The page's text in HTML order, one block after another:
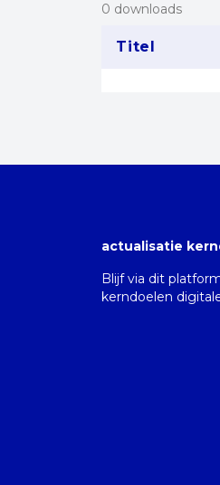
0 downloads
Titel
actualisatie
Blijf via dit
kerndoelen